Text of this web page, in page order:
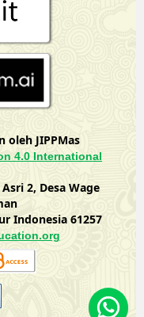
oleh JIPPMas
4.0 International
2, Desa Wage
Indonesia 61257